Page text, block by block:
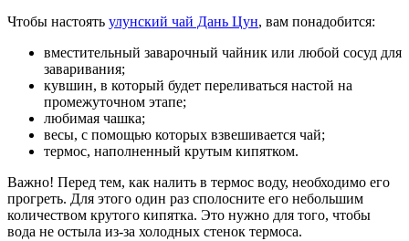
Чтобы настоять улунский чай Дань Цун, вам понадобится:
вместительный заварочный чайник или любой сосуд для
заваривания;
кувшин, в который будет переливаться настой на
промежуточном этапе;
любимая чашка;
весы, с помощью которых взвешивается чай;
термос, наполненный крутым кипятком.
Важно! Перед тем, как налить в термос воду, необходимо его
прогреть. Для этого один раз сполосните его небольшим
количеством крутого кипятка. Это нужно для того, чтобы
вода не остыла из-за холодных стенок термоса.